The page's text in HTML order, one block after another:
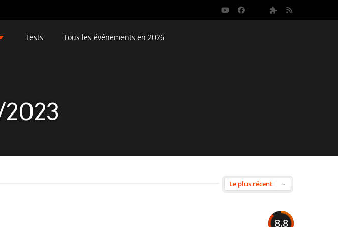
Tests Tous les événements en 2026
8.8